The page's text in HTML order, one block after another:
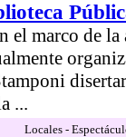
el marco de
...
Locales -